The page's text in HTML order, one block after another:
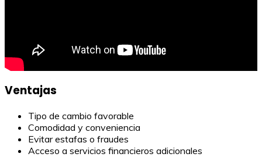
Ventajas
Tipo de cambio favorable
Comodidad y conveniencia
Evitar estafas o fraudes
Acceso a servicios financieros adicionales